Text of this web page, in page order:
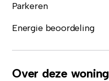
Parkeren
Energie beoordeling
Over deze woning